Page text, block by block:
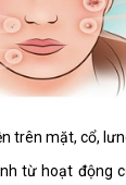
trên mặt, cổ,
từ hoạt động